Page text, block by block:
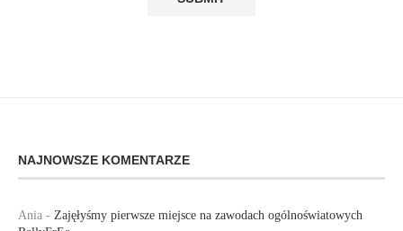
NAJNOWSZE KOMENTARZE
Ania - Zajęłyśmy pierwsze miejsce na zawodach ogólnoświatowych